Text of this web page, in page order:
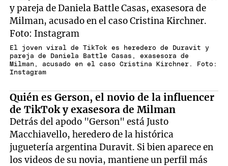
El joven viral de TikTok es heredero de Duravit y
pareja de Daniela Battle Casas, exasesora de
Milman, acusado en el caso Cristina Kirchner. Foto:
Instagram
Quién es Gerson, el novio de la influencer
de TikTok y exasesora de Milman
Detrás del apodo "Gerson" está Justo
Macchiavello, heredero de la histórica
juguetería argentina Duravit. Si bien aparece en
los videos de su novia, mantiene un perfil más